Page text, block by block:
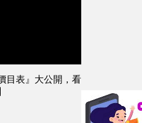
目表』大公開，看